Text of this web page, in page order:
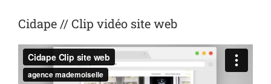
Cidape // Clip vidéo site web